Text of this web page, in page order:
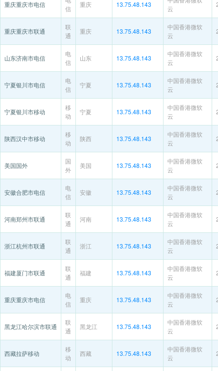
重庆重庆市电信
信
重庆 13.75.48.143
云
重庆重庆市联通
联
通
重庆 13.75.48.143
中国香港微软
云
山东济南市电信
电
信
山东 13.75.48.143
中国香港微软
云
宁夏银川市电信
电
信
宁夏 13.75.48.143
中国香港微软
云
宁夏银川市移动
移
动
宁夏 13.75.48.143
中国香港微软
云
陕西汉中市移动
移
动
陕西 13.75.48.143
中国香港微软
云
美国国外
国
外
美国 13.75.48.143
中国香港微软
云
安徽合肥市电信
电
信
安徽 13.75.48.143
中国香港微软
云
河南郑州市联通
联
通
河南 13.75.48.143
中国香港微软
云
浙江杭州市联通
联
通
浙江 13.75.48.143
中国香港微软
云
福建厦门市联通
联
通
福建 13.75.48.143
中国香港微软
云
重庆重庆市电信
电
信
重庆 13.75.48.143
中国香港微软
云
黑龙江哈尔滨市联通
联
通
黑龙江 13.75.48.143
中国香港微软
云
西藏拉萨移动
移
动
西藏 13.75.48.143
中国香港微软
云